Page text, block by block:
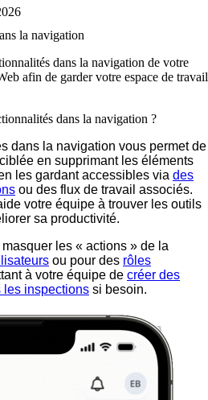
la navigation
dans la navigation de votre
afin de garder votre espace de travail
dans la navigation ?
dans la navigation vous permet de
en supprimant les éléments
les gardant accessibles via des
ou des flux de travail associés.
votre équipe à trouver les outils
sa productivité.
les « actions » de la
ou pour des rôles
à votre équipe de créer des
les inspections si besoin.